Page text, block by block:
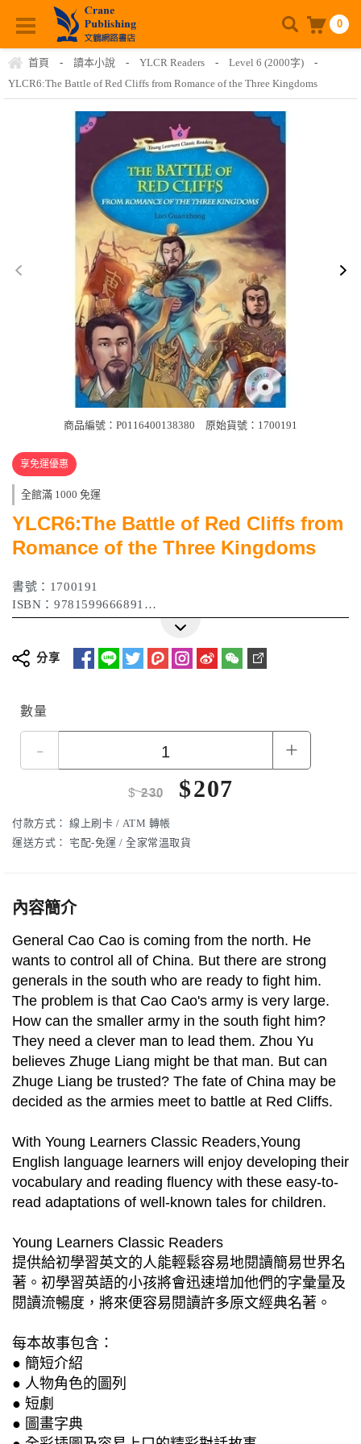
0
首頁 - 讀本小說 - YLCR Readers - Level 6 (2000字)
-
YLCR6:The Battle of Red Cliffs from Romance of the Three Kingdoms
商品編號：P0116400138380 原始貨號：1700191
享免運優惠
全館滿 1000 免運
YLCR6:The Battle of Red Cliffs from
Romance of the Three Kingdoms
書號：1700191
ISBN：9781599666891
作者：Luo Guanzhong
分享
數量
- +
$230 $207
付款方式： 線上刷卡 / ATM 轉帳
運送方式：
宅配-免運 / 全家常溫取貨
內容簡介
General Cao Cao is coming from the north. He
wants to control all of China. But there are strong
generals in the south who are ready to fight him.
The problem is that Cao Cao's army is very large.
How can the smaller army in the south fight him?
They need a clever man to lead them. Zhou Yu
believes Zhuge Liang might be that man. But can
Zhuge Liang be trusted? The fate of China may be
decided as the armies meet to battle at Red Cliffs.
With Young Learners Classic Readers,Young
English language learners will enjoy developing their
vocabulary and reading fluency with these easy-to-
read adaptations of well-known tales for children.
Young Learners Classic Readers
提供給初學習英文的人能輕鬆容易地閱讀簡易世界名
著。初學習英語的小孩將會迅速增加他們的字彙量及
閱讀流暢度，將來便容易閱讀許多原文經典名著。
每本故事包含：
● 簡短介紹
● 人物角色的圖列
● 短劇
● 圖畫字典